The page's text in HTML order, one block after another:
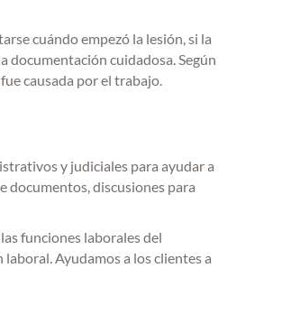
cuándo empezó la lesión, si la
documentación cuidadosa. Según
causada por el trabajo.
y judiciales para ayudar a
documentos, discusiones para
funciones laborales del
Ayudamos a los clientes a